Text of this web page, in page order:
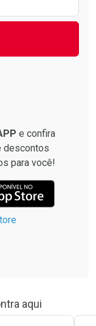
e confira
descontos
para você!
aqui